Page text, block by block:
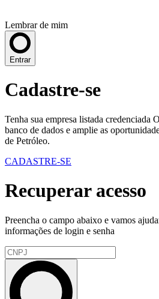
Lembrar de mim
Entrar
Cadastre-se
Tenha sua empresa listada credenciada
banco de dados e amplie as
de Petróleo.
CADASTRE-SE
Recuperar acesso
Preencha o campo abaixo e vamos
informações de login e senha